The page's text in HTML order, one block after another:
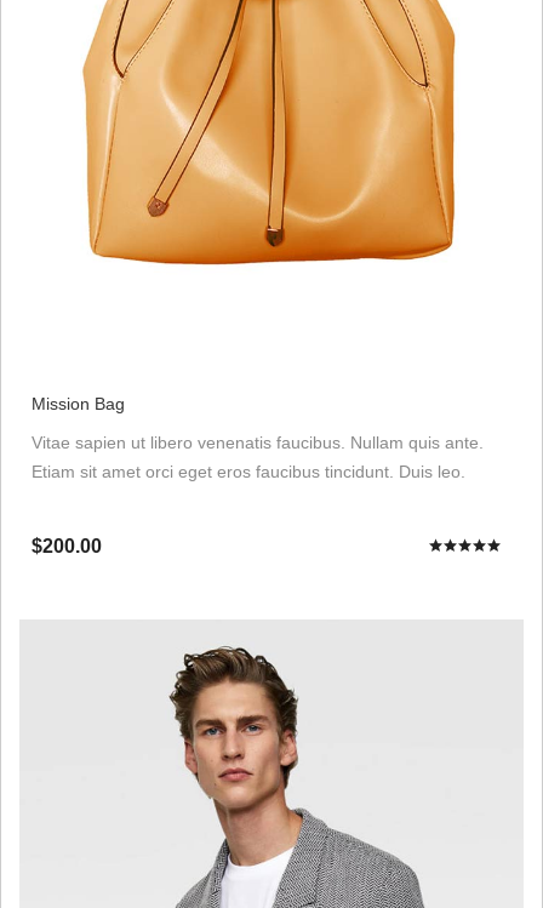
Mission Bag
Vitae sapien ut libero venenatis faucibus. Nullam quis ante.
Etiam sit amet orci eget eros faucibus tincidunt. Duis leo.
$200.00